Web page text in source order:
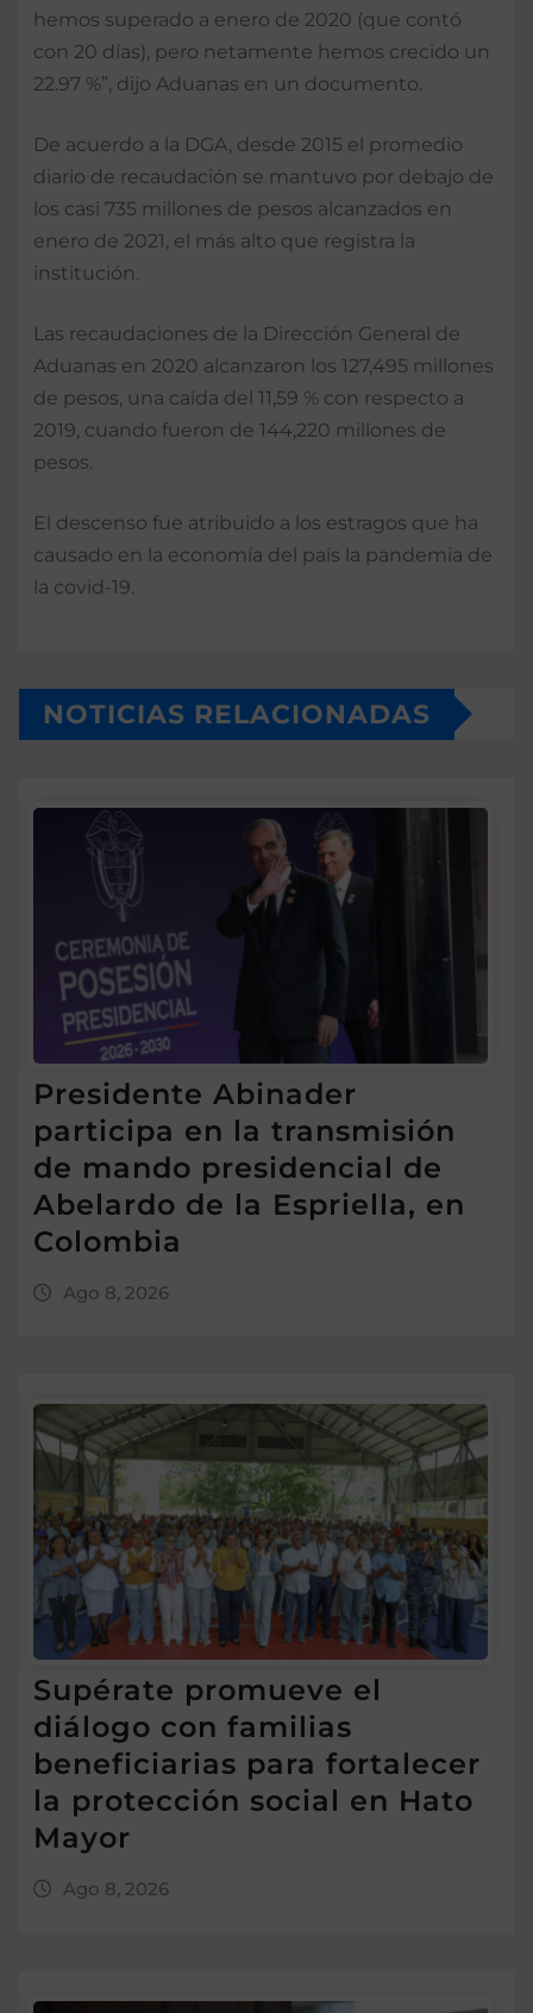
hemos superado a enero de 2020 (que contó
con 20 días), pero netamente hemos crecido un
22.97 %”, dijo Aduanas en un documento.
De acuerdo a la DGA, desde 2015 el promedio
diario de recaudación se mantuvo por debajo de
los casi 735 millones de pesos alcanzados en
enero de 2021, el más alto que registra la
institución.
Las recaudaciones de la Dirección General de
Aduanas en 2020 alcanzaron los 127,495 millones
de pesos, una caída del 11,59 % con respecto a
2019, cuando fueron de 144,220 millones de
pesos.
El descenso fue atribuido a los estragos que ha
causado en la economía del país la pandemia de
la covid-19.
NOTICIAS RELACIONADAS
Presidente Abinader
participa en la transmisión
de mando presidencial de
Abelardo de la Espriella, en
Colombia
Ago 8, 2026
Supérate promueve el
diálogo con familias
beneficiarias para fortalecer
la protección social en Hato
Mayor
Ago 8, 2026